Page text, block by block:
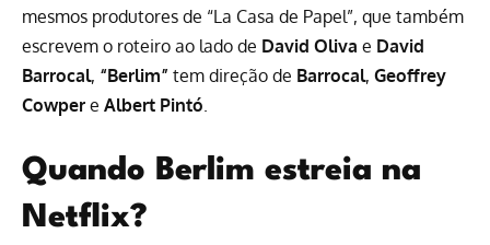
mesmos produtores de “La Casa de Papel”, que também
escrevem o roteiro ao lado de David Oliva e David
Barrocal, “Berlim” tem direção de Barrocal, Geoffrey
Cowper e Albert Pintó
Quando Berlim estreia na
Netflix?